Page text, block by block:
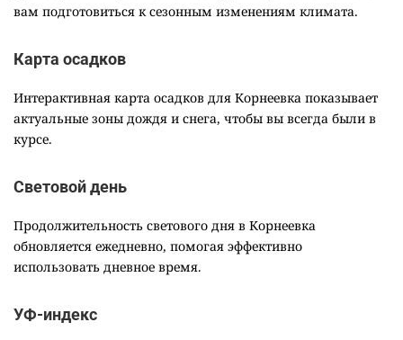
вам подготовиться к сезонным изменениям климата.
Карта осадков
Интерактивная карта осадков для Корнеевка показывает
актуальные зоны дождя и снега, чтобы вы всегда были в
курсе.
Световой день
Продолжительность светового дня в Корнеевка
обновляется ежедневно, помогая эффективно
использовать дневное время.
УФ-индекс